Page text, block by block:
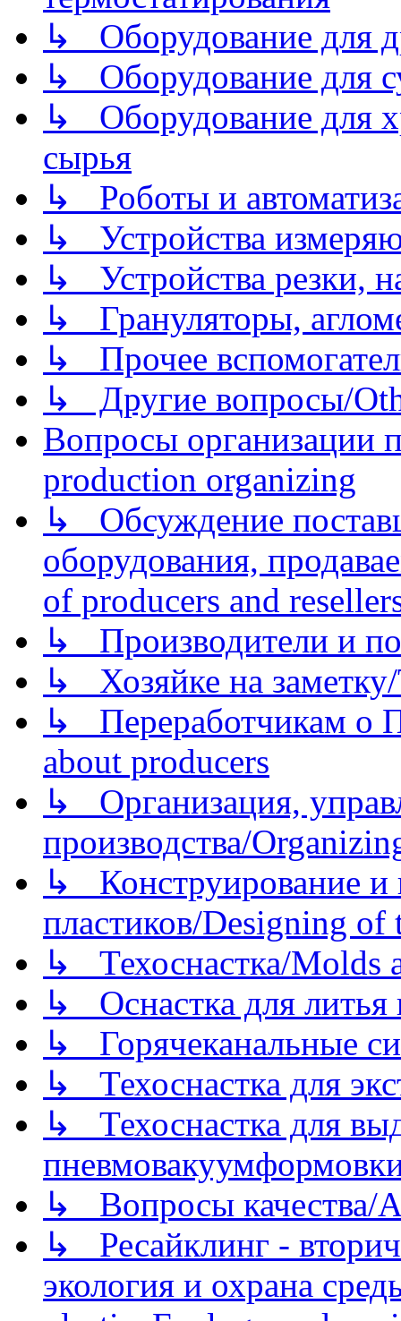
↳ Оборудование для
↳ Оборудование для
↳ Оборудование для
сырья
↳ Роботы и
↳ Устройства
↳ Устройства резки,
↳ Грануляторы,
↳ Прочее
↳ Другие вопросы/
Вопросы организации
production organizing
↳ Обсуждение
оборудования,
of producers and
↳ Производители и
↳ Хозяйке на
↳ Переработчикам о
about producers
↳ Организация,
производства/
↳ Конструирование и
пластиков/Designing of
↳ Техоснастка/Molds
↳ Оснастка для литья
↳ Горячеканальные
↳ Техоснастка для
↳ Техоснастка для
↳ Вопросы качества/
↳ Ресайклинг -
экология и охрана